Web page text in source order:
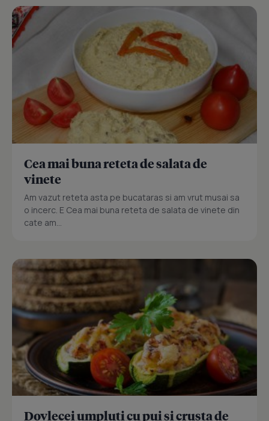
Cea mai buna reteta de salata de
vinete
Am vazut reteta asta pe bucataras si am vrut musai sa
o incerc. E Cea mai buna reteta de salata de vinete din
cate am...
Dovlecei umpluti cu pui si crusta de